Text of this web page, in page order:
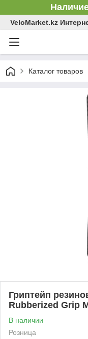
VeloMarket.kz
Каталог товаров
Гриптейп
Rubberized Grip
В наличии
Розница